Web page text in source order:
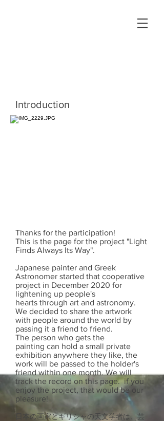
Introduction
Thanks for the participation!
This is the page for the project "Light
Finds Always Its Way".
Japanese painter and Greek
Astronomer started that cooperative
project in December 2020 for
lightening up people's
hearts through art and astronomy.
We decided to share the artwork
with people around the world by
passing it a friend to friend.
The person who gets the
painting can hold a small private
exhibition anywhere they like, the
work will be passed to the holder's
friend within one month. We will
track the record on this page. ​ if you
enjoy the project, that would be our
pleasure!
日本の画家とギリシャの天文学者は、芸